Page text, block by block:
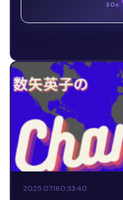
30s
2025.07.160:33:40